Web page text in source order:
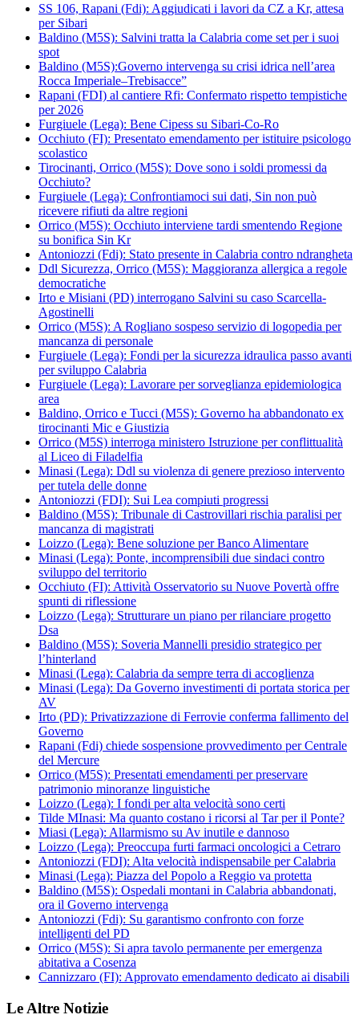
SS 106, Rapani (Fdi): Aggiudicati i lavori da CZ a Kr, attesa
per Sibari
Baldino (M5S): Salvini tratta la Calabria come set per i suoi
spot
Baldino (M5S):Governo intervenga su crisi idrica nell’area
Rocca Imperiale–Trebisacce”
Rapani (FDI) al cantiere Rfi: Confermato rispetto tempistiche
per 2026
Furgiuele (Lega): Bene Cipess su Sibari-Co-Ro
Occhiuto (FI): Presentato emendamento per istituire psicologo
scolastico
Tirocinanti, Orrico (M5S): Dove sono i soldi promessi da
Occhiuto?
Furgiuele (Lega): Confrontiamoci sui dati, Sin non può
ricevere rifiuti da altre regioni
Orrico (M5S): Occhiuto interviene tardi smentendo Regione
su bonifica Sin Kr
Antoniozzi (Fdi): Stato presente in Calabria contro ndrangheta
Ddl Sicurezza, Orrico (M5S): Maggioranza allergica a regole
democratiche
Irto e Misiani (PD) interrogano Salvini su caso Scarcella-
Agostinelli
Orrico (M5S): A Rogliano sospeso servizio di logopedia per
mancanza di personale
Furgiuele (Lega): Fondi per la sicurezza idraulica passo avanti
per sviluppo Calabria
Furgiuele (Lega): Lavorare per sorveglianza epidemiologica
area
Baldino, Orrico e Tucci (M5S): Governo ha abbandonato ex
tirocinanti Mic e Giustizia
Orrico (M5S) interroga ministero Istruzione per conflittualità
al Liceo di Filadelfia
Minasi (Lega): Ddl su violenza di genere prezioso intervento
per tutela delle donne
Antoniozzi (FDI): Sui Lea compiuti progressi
Baldino (M5S): Tribunale di Castrovillari rischia paralisi per
mancanza di magistrati
Loizzo (Lega): Bene soluzione per Banco Alimentare
Minasi (Lega): Ponte, incomprensibili due sindaci contro
sviluppo del territorio
Occhiuto (FI): Attività Osservatorio su Nuove Povertà offre
spunti di riflessione
Loizzo (Lega): Strutturare un piano per rilanciare progetto
Dsa
Baldino (M5S): Soveria Mannelli presidio strategico per
l’hinterland
Minasi (Lega): Calabria da sempre terra di accoglienza
Minasi (Lega): Da Governo investimenti di portata storica per
AV
Irto (PD): Privatizzazione di Ferrovie conferma fallimento del
Governo
Rapani (Fdi) chiede sospensione provvedimento per Centrale
del Mercure
Orrico (M5S): Presentati emendamenti per preservare
patrimonio minoranze linguistiche
Loizzo (Lega): I fondi per alta velocità sono certi
Tilde MInasi: Ma quanto costano i ricorsi al Tar per il Ponte?
Miasi (Lega): Allarmismo su Av inutile e dannoso
Loizzo (Lega): Preoccupa furti farmaci oncologici a Cetraro
Antoniozzi (FDI): Alta velocità indispensabile per Calabria
Minasi (Lega): Piazza del Popolo a Reggio va protetta
Baldino (M5S): Ospedali montani in Calabria abbandonati,
ora il Governo intervenga
Antoniozzi (Fdi): Su garantismo confronto con forze
intelligenti del PD
Orrico (M5S): Si apra tavolo permanente per emergenza
abitativa a Cosenza
Cannizzaro (FI): Approvato emendamento dedicato ai disabili
Le Altre Notizie